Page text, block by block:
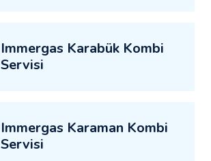
Immergas Karabük Kombi
Servisi
Immergas Karaman Kombi
Servisi